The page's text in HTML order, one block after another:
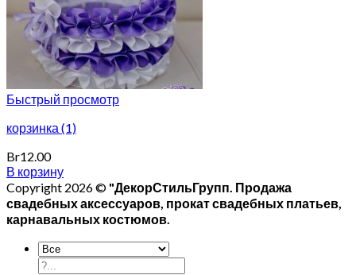
Быстрый просмотр
корзинка (1)
Br12.00
В корзину
Copyright 2026 © "ДекорСтильГрупп. Продажа
свадебных аксессуаров, прокат свадебных платьев,
карнавальных костюмов.